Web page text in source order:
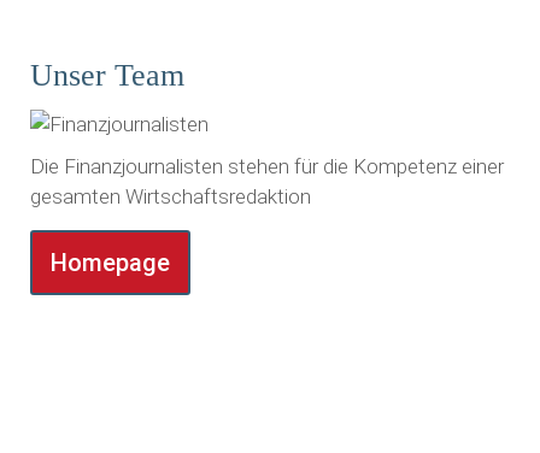
Unser Team
Die Finanzjournalisten stehen für die Kompetenz einer
gesamten Wirtschaftsredaktion
Homepage